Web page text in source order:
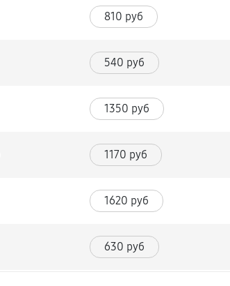
810 руб
540 руб
1350 руб
1170 руб
1620 руб
630 руб